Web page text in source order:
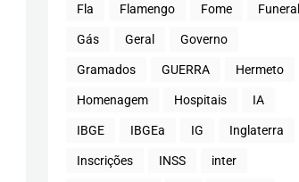
Fla Flamengo Fome Funeral
Gás Geral Governo
Gramados GUERRA Hermeto
Homenagem Hospitais IA
IBGE IBGEa IG Inglaterra
Inscrições INSS inter